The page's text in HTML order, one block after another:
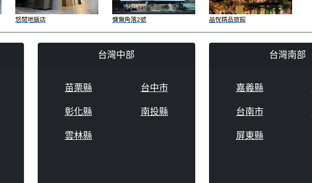
悠閒地飯店 慵懶角落2號 晶悅精品旅館
台灣中部
苗栗縣
台中市
彰化縣
南投縣
雲林縣
台灣南部
嘉義縣
台南市
屏東縣